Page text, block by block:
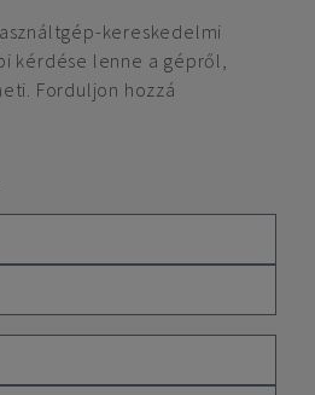
kereskedelmi
kérdése lenne a gépről,
Forduljon hozzá